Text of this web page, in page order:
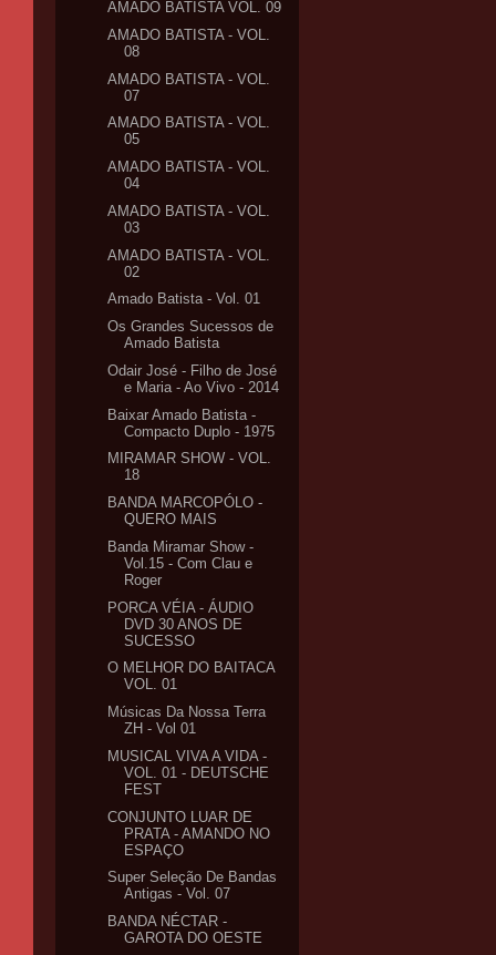
AMADO BATISTA VOL. 09
AMADO BATISTA - VOL.
08
AMADO BATISTA - VOL.
07
AMADO BATISTA - VOL.
05
AMADO BATISTA - VOL.
04
AMADO BATISTA - VOL.
03
AMADO BATISTA - VOL.
02
Amado Batista - Vol. 01
Os Grandes Sucessos de
Amado Batista
Odair José - Filho de José
e Maria - Ao Vivo - 2014
Baixar Amado Batista -
Compacto Duplo - 1975
MIRAMAR SHOW - VOL.
18
BANDA MARCOPÓLO -
QUERO MAIS
Banda Miramar Show -
Vol.15 - Com Clau e
Roger
PORCA VÉIA - ÁUDIO
DVD 30 ANOS DE
SUCESSO
O MELHOR DO BAITACA
VOL. 01
Músicas Da Nossa Terra
ZH - Vol 01
MUSICAL VIVA A VIDA -
VOL. 01 - DEUTSCHE
FEST
CONJUNTO LUAR DE
PRATA - AMANDO NO
ESPAÇO
Super Seleção De Bandas
Antigas - Vol. 07
BANDA NÉCTAR -
GAROTA DO OESTE